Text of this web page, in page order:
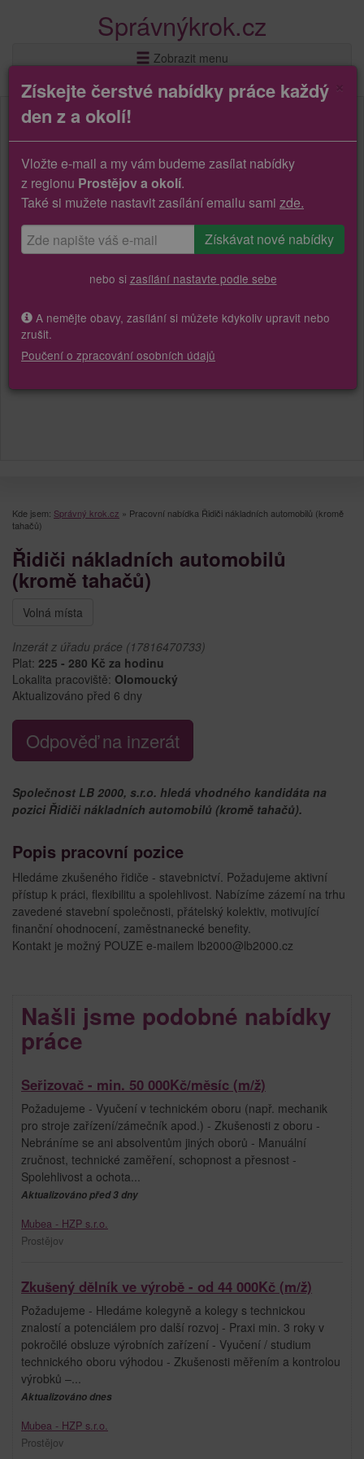
Správnýkrok.cz
Zobrazit menu
Kde jsem: Správný krok.cz » Pracovní nabídka Řidiči nákladních automobilů (kromě
tahačů)
Řidiči nákladních automobilů
(kromě tahačů)
Volná místa
Inzerát z úřadu práce (17816470733)
Plat: 225 - 280 Kč za hodinu
Lokalita pracoviště: Olomoucký
Aktualizováno před 6 dny
Odpověď na inzerát
Společnost LB 2000, s.r.o. hledá vhodného kandidáta na
pozici Řidiči nákladních automobilů (kromě tahačů).
Popis pracovní pozice
Hledáme zkušeného řidiče - stavebnictví. Požadujeme aktivní
přístup k práci, flexibilitu a spolehlivost. Nabízíme zázemí na trhu
zavedené stavební společnosti, přátelský kolektiv, motivující
finanční ohodnocení, zaměstnanecké benefity.
Kontakt je možný POUZE e-mailem lb2000@lb2000.cz
Našli jsme podobné nabídky
práce
Seřizovač - min. 50 000Kč/měsíc (m/ž)
Požadujeme - Vyučení v technickém oboru (např. mechanik
pro stroje zařízení/zámečník apod.) - Zkušenosti z oboru -
Nebráníme se ani absolventům jiných oborů - Manuální
zručnost, technické zaměření, schopnost a přesnost -
Spolehlivost a ochota...
Aktualizováno před 3 dny
Mubea - HZP s.r.o.
Prostějov
Zkušený dělník ve výrobě - od 44 000Kč (m/ž)
Požadujeme - Hledáme kolegyně a kolegy s technickou
znalostí a potenciálem pro další rozvoj - Praxi min. 3 roky v
pokročilé obsluze výrobních zařízení - Vyučení / studium
technického oboru výhodou - Zkušenosti měřením a kontrolou
výrobků –...
Aktualizováno dnes
Mubea - HZP s.r.o.
Prostějov
Získejte čerstvé nabídky práce každý
den z a okolí!
Vložte e-mail a my vám budeme zasílat nabídky
z regionu Prostějov a okolí.
Také si mužete nastavit zasílání emailu sami zde.
nebo si zasílání nastavte podle sebe
A nemějte obavy, zasílání si můžete kdykoliv upravit nebo
zrušit.
Poučení o zpracování osobních údajů